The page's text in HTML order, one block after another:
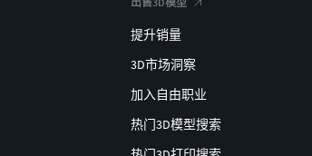
提升销量
3D市场洞察
加入自由职业
热门3D模型搜索